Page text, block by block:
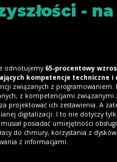
- na
odnotujemy 65-procentowy
kompetencje techniczne i
związanych z programowaniem.
z kompetencjami związanymi
projektować ich zestawienia. A
digitalizacji. I to nie dotyczy
posiadać umiejętności obsługi
do chmury, korzystania z dysków
z informacjami.